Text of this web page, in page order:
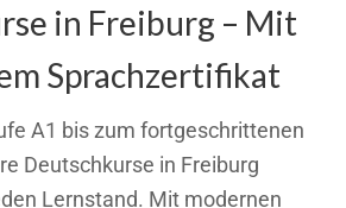
in Freiburg – Mit
Sprachzertifikat
A1 bis zum fortgeschrittenen
Deutschkurse in Freiburg
Lernstand. Mit modernen